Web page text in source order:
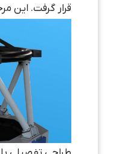
قرار گرفت. این مرحله در